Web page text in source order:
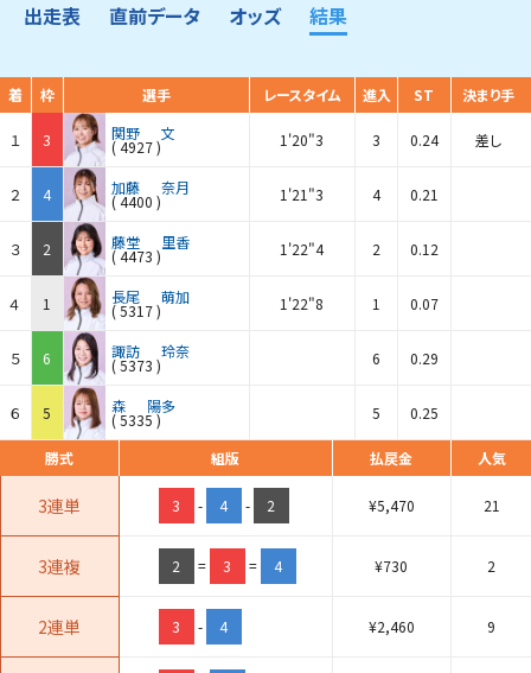
出走表 直前データ オッズ 結果
着 枠 選手 レースタイム 進入 ST 決まり手
１ 3 関野 文
(4927) 1'20"3 3 0.24 差し
２ 4 加藤 奈月
(4400 ) 1'21"3 4 0.21
３ 2 藤堂 里香
(4473 ) 1'22"4 2 0.12
４ 1 長尾 萌加
(5317) 1'22"8 1 0.07
５ 6 諏訪 玲奈
(5373 ) 6 0.29
６ 5 森 陽多
(5335) 5 0.25
勝式 組版 払戻金 人気
3連単 3 - 4 - 2 ¥5,470 21
3連複 2 = 3 = 4 ¥730 2
2連単 3 - 4 ¥2,460 9